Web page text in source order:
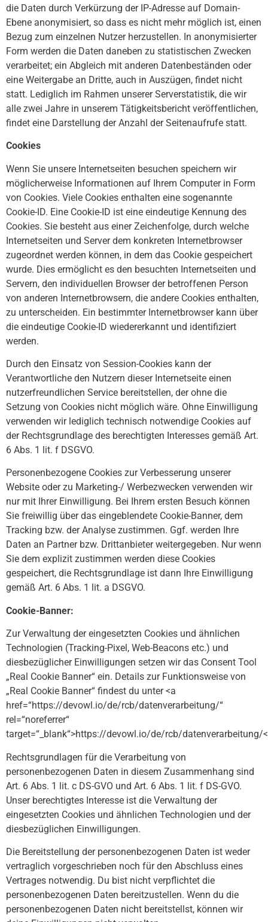
die Daten durch Verkürzung der IP-Adresse auf Domain-
Ebene anonymisiert, so dass es nicht mehr möglich ist, einen
Bezug zum einzelnen Nutzer herzustellen. In anonymisierter
Form werden die Daten daneben zu statistischen Zwecken
verarbeitet; ein Abgleich mit anderen Datenbeständen oder
eine Weitergabe an Dritte, auch in Auszügen, findet nicht
statt. Lediglich im Rahmen unserer Serverstatistik, die wir
alle zwei Jahre in unserem Tätigkeitsbericht veröffentlichen,
findet eine Darstellung der Anzahl der Seitenaufrufe statt.
Cookies
Wenn Sie unsere Internetseiten besuchen speichern wir
möglicherweise Informationen auf Ihrem Computer in Form
von Cookies. Viele Cookies enthalten eine sogenannte
Cookie-ID. Eine Cookie-ID ist eine eindeutige Kennung des
Cookies. Sie besteht aus einer Zeichenfolge, durch welche
Internetseiten und Server dem konkreten Internetbrowser
zugeordnet werden können, in dem das Cookie gespeichert
wurde. Dies ermöglicht es den besuchten Internetseiten und
Servern, den individuellen Browser der betroffenen Person
von anderen Internetbrowsern, die andere Cookies enthalten,
zu unterscheiden. Ein bestimmter Internetbrowser kann über
die eindeutige Cookie-ID wiedererkannt und identifiziert
werden.
Durch den Einsatz von Session-Cookies kann der
Verantwortliche den Nutzern dieser Internetseite einen
nutzerfreundlichen Service bereitstellen, der ohne die
Setzung von Cookies nicht möglich wäre. Ohne Einwilligung
verwenden wir lediglich technisch notwendige Cookies auf
der Rechtsgrundlage des berechtigten Interesses gemäß Art.
6 Abs. 1 lit. f DSGVO.
Personenbezogene Cookies zur Verbesserung unserer
Website oder zu Marketing-/ Werbezwecken verwenden wir
nur mit Ihrer Einwilligung. Bei Ihrem ersten Besuch können
Sie freiwillig über das eingeblendete Cookie-Banner, dem
Tracking bzw. der Analyse zustimmen. Ggf. werden Ihre
Daten an Partner bzw. Drittanbieter weitergegeben. Nur wenn
Sie dem explizit zustimmen werden diese Cookies
gespeichert, die Rechtsgrundlage ist dann Ihre Einwilligung
gemäß Art. 6 Abs. 1 lit. a DSGVO.
Cookie-Banner:
Zur Verwaltung der eingesetzten Cookies und ähnlichen
Technologien (Tracking-Pixel, Web-Beacons etc.) und
diesbezüglicher Einwilligungen setzen wir das Consent Tool
„Real Cookie Banner“ ein. Details zur Funktionsweise von
„Real Cookie Banner“ findest du unter <a
href=“https://devowl.io/de/rcb/datenverarbeitung/“
rel=“noreferrer“
target=“_blank“>https://devowl.io/de/rcb/datenverarbeitung/
Rechtsgrundlagen für die Verarbeitung von
personenbezogenen Daten in diesem Zusammenhang sind
Art. 6 Abs. 1 lit. c DS-GVO und Art. 6 Abs. 1 lit. f DS-GVO.
Unser berechtigtes Interesse ist die Verwaltung der
eingesetzten Cookies und ähnlichen Technologien und der
diesbezüglichen Einwilligungen.
Die Bereitstellung der personenbezogenen Daten ist weder
vertraglich vorgeschrieben noch für den Abschluss eines
Vertrages notwendig. Du bist nicht verpflichtet die
personenbezogenen Daten bereitzustellen. Wenn du die
personenbezogenen Daten nicht bereitstellst, können wir